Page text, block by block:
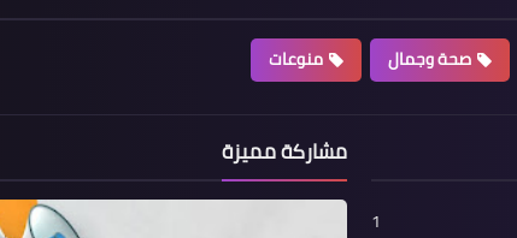
صحة وجمال منوعات
1
مشاركة مميزة